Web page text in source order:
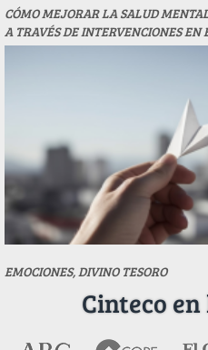
CÓMO MEJORAR LA SALUD
A TRAVÉS DE INTERVENCIONES EN
EMOCIONES, DIVINO TESORO
Cinteco